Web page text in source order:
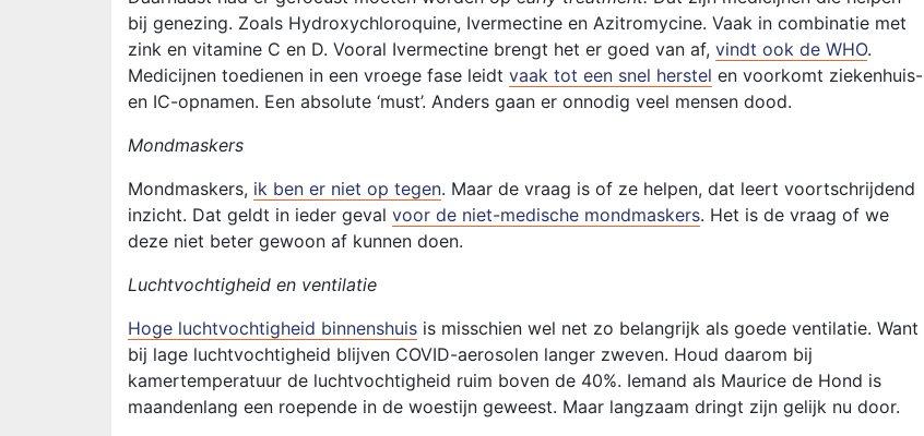
bij genezing. Zoals Hydroxychloroquine, Ivermectine en Azitromycine. Vaak in combinatie met
zink en vitamine C en D. Vooral Ivermectine brengt het er goed van af, vindt ook de WHO.
Medicijnen toedienen in een vroege fase leidt vaak tot een snel herstel en voorkomt ziekenhuis-
en IC-opnamen. Een absolute ‘must’. Anders gaan er onnodig veel mensen dood.
Mondmaskers
Mondmaskers, ik ben er niet op tegen. Maar de vraag is of ze helpen, dat leert voortschrijdend
inzicht. Dat geldt in ieder geval voor de niet-medische mondmaskers. Het is de vraag of we
deze niet beter gewoon af kunnen doen.
Luchtvochtigheid en ventilatie
Hoge luchtvochtigheid binnenshuis is misschien wel net zo belangrijk als goede ventilatie. Want
bij lage luchtvochtigheid blijven COVID-aerosolen langer zweven. Houd daarom bij
kamertemperatuur de luchtvochtigheid ruim boven de 40%. Iemand als Maurice de Hond is
maandenlang een roepende in de woestijn geweest. Maar langzaam dringt zijn gelijk nu door.